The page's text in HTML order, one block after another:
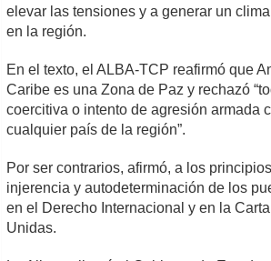
elevar las tensiones y a generar un
en la región.
En el texto, el ALBA-TCP reafirmó que
Caribe es una Zona de Paz y rechazó
coercitiva o intento de agresión armada
cualquier país de la región”.
Por ser contrarios, afirmó, a los
injerencia y autodeterminación de los
en el Derecho Internacional y en la
Unidas.